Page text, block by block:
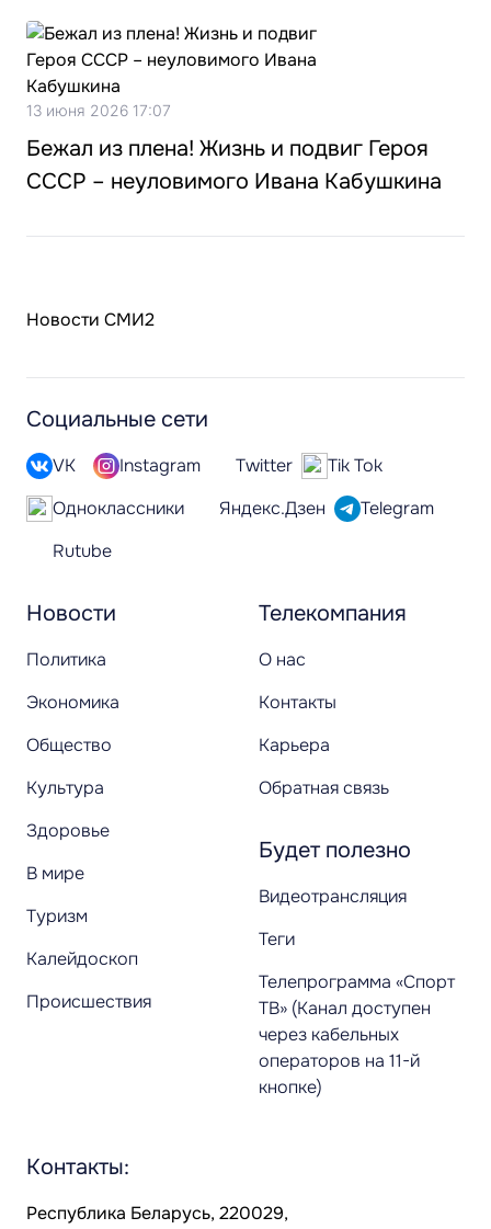
13 июня 2026 17:07
Бежал из плена! Жизнь и подвиг Героя
СССР – неуловимого Ивана Кабушкина
Новости СМИ2
Новости
Политика
Экономика
Общество
Культура
Здоровье
В мире
Туризм
Калейдоскоп
Происшествия
Телекомпания
О нас
Контакты
Карьера
Обратная связь
Будет полезно
Видеотрансляция
Теги
Телепрограмма «Спорт
ТВ» (Канал доступен
через кабельных
операторов на 11-й
кнопке)
Социальные сети
VK Instagram Twitter
Tik Tok
Одноклассники
Яндекс.Дзен
Telegram
Rutube
Контакты:
Республика Беларусь, 220029,